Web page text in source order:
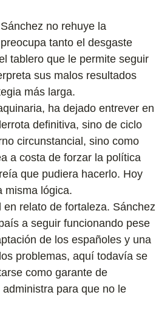
no rehuye la
tanto el desgaste
tablero que le permite seguir
sus malos resultados
más larga.
ha dejado entrever en
definitiva, sino de ciclo
circunstancial, sino como
a costa de forzar la política
que pudiera hacerlo. Hoy
misma lógica.
relato de fortaleza. Sánchez
a seguir funcionando pese
de los españoles y una
problemas, aquí todavía se
como garante de
para que no le